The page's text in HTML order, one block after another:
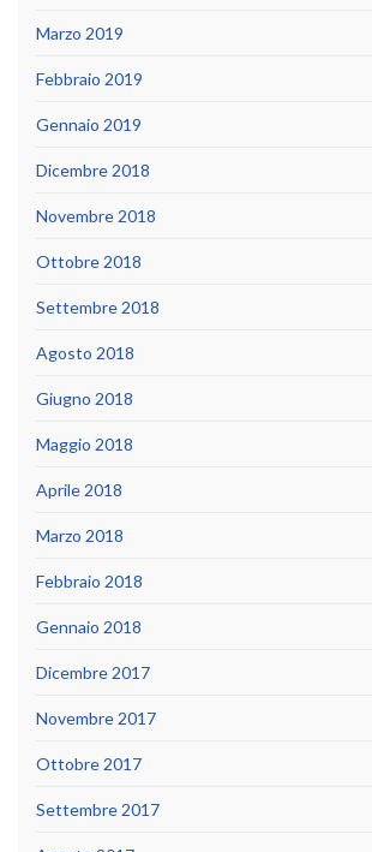
Marzo 2019
Febbraio 2019
Gennaio 2019
Dicembre 2018
Novembre 2018
Ottobre 2018
Settembre 2018
Agosto 2018
Giugno 2018
Maggio 2018
Aprile 2018
Marzo 2018
Febbraio 2018
Gennaio 2018
Dicembre 2017
Novembre 2017
Ottobre 2017
Settembre 2017